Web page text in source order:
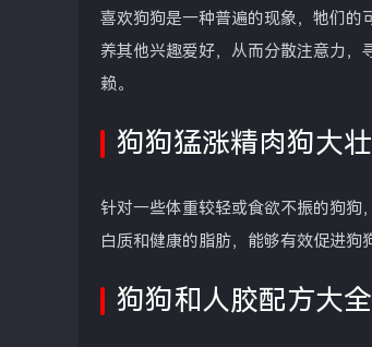
喜欢狗狗是一种普遍的现象，牠们的
养其他兴趣爱好，从而分散注意力，
赖。
狗狗猛涨精肉狗大
针对一些体重较轻或食欲不振的狗
白质和健康的脂肪，能够有效促进狗
狗狗和人胶配方大